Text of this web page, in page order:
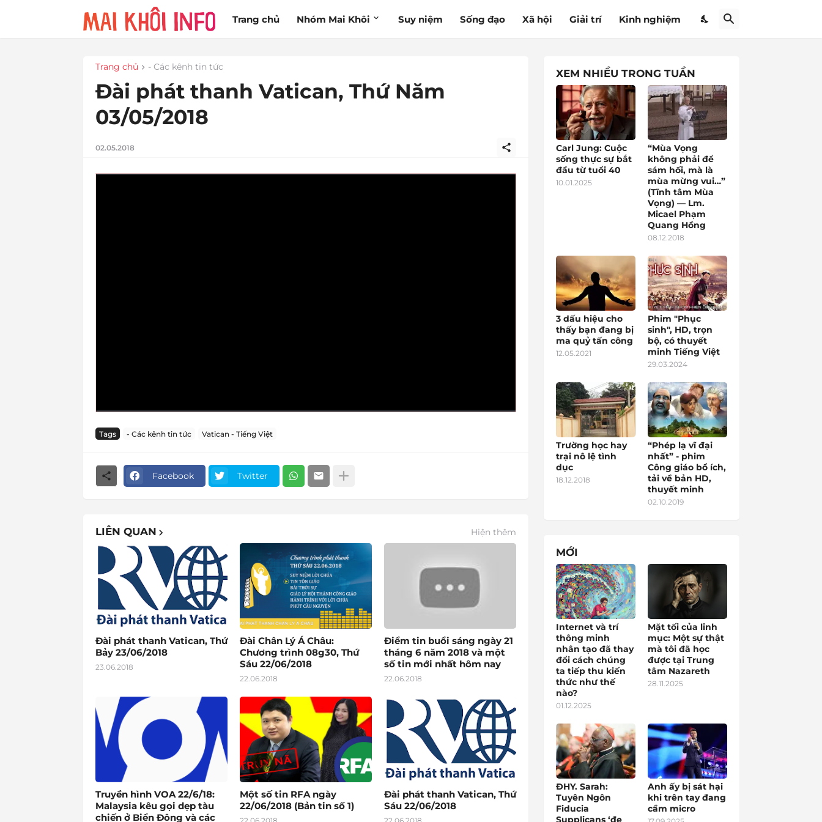
Trang chủ Nhóm Mai Khôi Suy niệm Sống đạo Xã hội Giải trí Kinh nghiệm
Trang chủ - Các kênh tin tức
Đài phát thanh Vatican, Thứ Năm
03/05/2018
02.05.2018
Tags - Các kênh tin tức Vatican - Tiếng Việt
Facebook Twitter
LIÊN QUAN Hiện thêm
Đài phát thanh Vatican, Thứ
Bảy 23/06/2018
23.06.2018
Đài Chân Lý Á Châu:
Chương trình 08g30, Thứ
Sáu 22/06/2018
22.06.2018
Điểm tin buổi sáng ngày 21
tháng 6 năm 2018 và một
số tin mới nhất hôm nay
22.06.2018
Truyền hình VOA 22/6/18:
Malaysia kêu gọi dẹp tàu
chiến ở Biển Đông và các
Một số tin RFA ngày
22/06/2018 (Bản tin số 1)
Đài phát thanh Vatican, Thứ
Sáu 22/06/2018
XEM NHIỀU TRONG TUẦN
Carl Jung: Cuộc
sống thực sự bắt
đầu từ tuổi 40
10.01.2025
“Mùa Vọng
không phải để
sám hối, mà là
mùa mừng vui…”
(Tĩnh tâm Mùa
Vọng) — Lm.
Micael Phạm
Quang Hồng
08.12.2018
3 dấu hiệu cho
thấy bạn đang bị
ma quỷ tấn công
12.05.2021
Phim "Phục
sinh", HD, trọn
bộ, có thuyết
minh Tiếng Việt
29.03.2024
Trường học hay
trại nô lệ tình
dục
18.12.2018
“Phép lạ vĩ đại
nhất” - phim
Công giáo bổ ích,
tải về bản HD,
thuyết minh
02.10.2019
MỚI
Internet và trí
thông minh
nhân tạo đã thay
đổi cách chúng
ta tiếp thu kiến
thức như thế
nào?
01.12.2025
Mặt tối của linh
mục: Một sự thật
mà tôi đã học
được tại Trung
tâm Nazareth
28.11.2025
ĐHY. Sarah:
Tuyên Ngôn
Fiducia
Supplicans ‘đe
Anh ấy bị sát hại
khi trên tay đang
cầm micro